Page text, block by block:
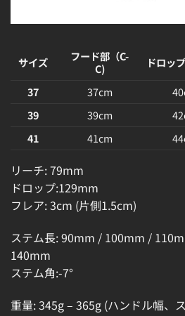
サイズ
フード部（C-
C)
ドロッ
37
37cm
39
39cm
41
41cm
リーチ: 79mm
ドロップ:129mm
フレア: 3cm (片側1.5cm)
ステム長: 90mm / 100mm /
140mm
ステム角:-7°
重量: 345g – 365g (ハンドル幅、